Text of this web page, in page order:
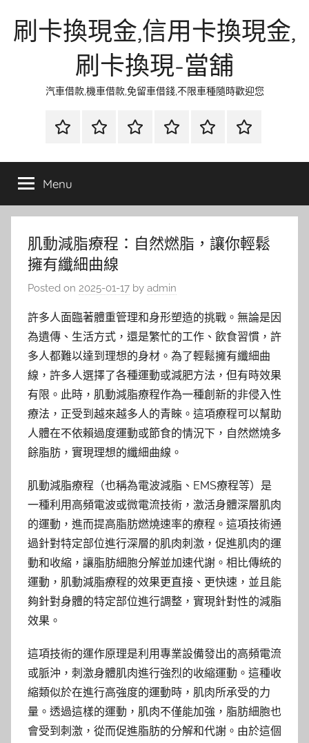
刷卡換現金,信用卡換現金,
刷卡換現-當舖
汽車借款,機車借款,免留車借錢,不限車種隨時歡迎您
首
當
金
網
資
流
時
環
清
聯
徵
Menu
肌動減脂療程：自然燃脂，讓你輕鬆
擁有纖細曲線
Posted on 2025-01-17 by admin
許多人面臨著體重管理和身形塑造的挑戰。無論是因
為遺傳、生活方式，還是繁忙的工作、飲食習慣，許
多人都難以達到理想的身材。為了輕鬆擁有纖細曲
線，許多人選擇了各種運動或減肥方法，但有時效果
有限。此時，肌動減脂療程作為一種創新的非侵入性
療法，正受到越來越多人的青睞。這項療程可以幫助
人體在不依賴過度運動或節食的情況下，自然燃燒多
餘脂肪，實現理想的纖細曲線。
肌動減脂療程（也稱為電波減脂、EMS療程等）是
一種利用高頻電波或微電流技術，激活身體深層肌肉
的運動，進而提高脂肪燃燒速率的療程。這項技術通
過針對特定部位進行深層的肌肉刺激，促進肌肉的運
動和收縮，讓脂肪細胞分解並加速代謝。相比傳統的
運動，肌動減脂療程的效果更直接、更快速，並且能
夠針對身體的特定部位進行調整，實現針對性的減脂
效果。
這項技術的運作原理是利用專業設備發出的高頻電流
或脈沖，刺激身體肌肉進行強烈的收縮運動。這種收
縮類似於在進行高強度的運動時，肌肉所承受的力
量。透過這樣的運動，肌肉不僅能加強，脂肪細胞也
會受到刺激，從而促進脂肪的分解和代謝。由於這個